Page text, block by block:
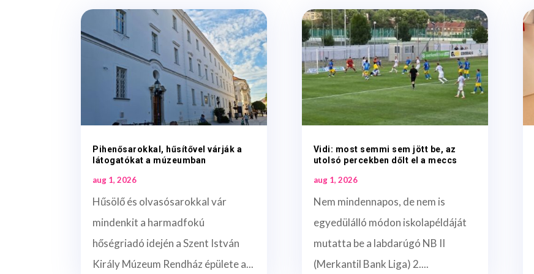
Pihenősarokkal, hűsítővel várják a
látogatókat a múzeumban
aug 1, 2026
Hűsölő és olvasósarokkal vár
mindenkit a harmadfokú
hőségriadó idején a Szent István
Király Múzeum Rendház épülete a...
Vidi: most semmi sem jött be, az
utolsó percekben dőlt el a meccs
aug 1, 2026
Nem mindennapos, de nem is
egyedülálló módon iskolapéldáját
mutatta be a labdarúgó NB II
(Merkantil Bank Liga) 2....